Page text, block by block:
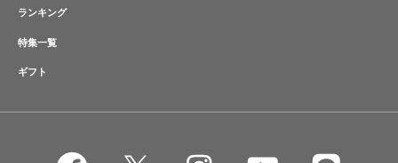
ランキング
特集一覧
ギフト